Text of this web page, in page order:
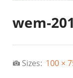
wem-
Sizes: 100 ×